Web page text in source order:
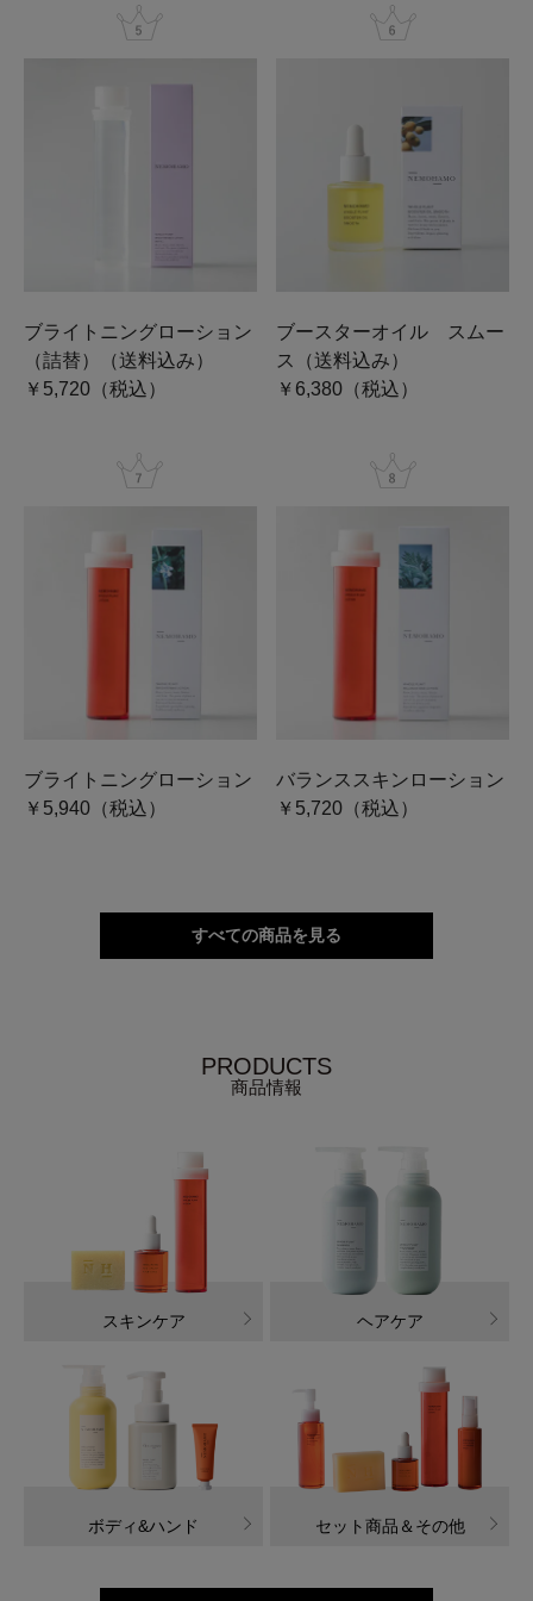
ブライトニングローション
（詰替）（送料込み）
￥5,720（税込）
ブースターオイル スムー
ス（送料込み）
￥6,380（税込）
ブライトニングローション
￥5,940（税込）
バランススキンローション
￥5,720（税込）
すべての商品を見る
PRODUCTS
商品情報
スキンケア ヘアケア
ボディ&ハンド セット商品＆その他